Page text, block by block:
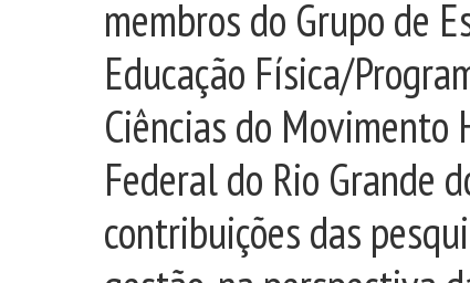
membros do Grupo de
Educação Física/
Ciências do Movimento
Federal do Rio Grande
contribuições das